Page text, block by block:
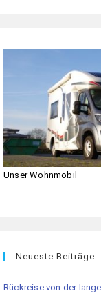
Unser Wohnmobil
Neueste Beiträge
Rückreise von der